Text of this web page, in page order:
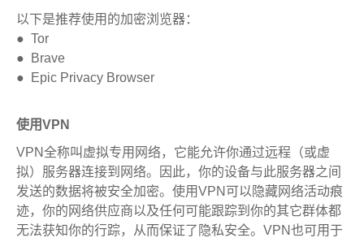
以下是推荐使用的加密浏览器：
● Tor
● Brave
● Epic Privacy Browser
使用VPN
VPN全称叫虚拟专用网络，它能允许你通过远程（或虚
拟）服务器连接到网络。因此，你的设备与此服务器之间
发送的数据将被安全加密。使用VPN可以隐藏网络活动痕
迹，你的网络供应商以及任何可能跟踪到你的其它群体都
无法获知你的行踪，从而保证了隐私安全。VPN也可用于